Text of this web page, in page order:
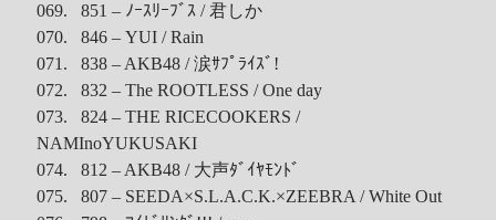
069. 851 – ﾉｰｽﾘｰﾌﾞｽ / 君しか
070. 846 – YUI / Rain
071. 838 – AKB48 / 涙ｻﾌﾟﾗｲｽﾞ!
072. 832 – The ROOTLESS / One day
073. 824 – THE RICECOOKERS /
NAMInoYUKUSAKI
074. 812 – AKB48 / 大声ﾀﾞｲﾔﾓﾝﾄﾞ
075. 807 – SEEDA×S.L.A.C.K.×ZEEBRA / White Out